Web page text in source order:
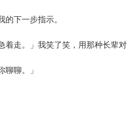
的下一步指示。
走。」我笑了笑，用那种长辈对
聊聊。」